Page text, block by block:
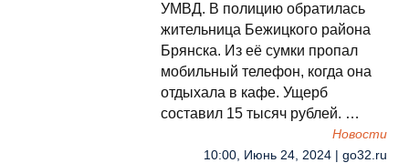
УМВД. В полицию обратилась
жительница Бежицкого района
Брянска. Из её сумки пропал
мобильный телефон, когда она
отдыхала в кафе. Ущерб
составил 15 тысяч рублей. …
Новости
10:00, Июнь 24, 2024 | go32.ru